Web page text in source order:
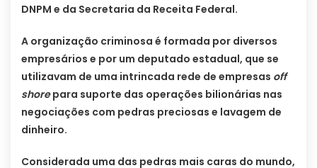
DNPM e da Secretaria da Receita Federal.
A organização criminosa é formada por diversos
empresários e por um deputado estadual, que se
utilizavam de uma intrincada rede de empresas off
shorepara suporte das operações bilionárias nas
negociações com pedras preciosas e lavagem de
dinheiro.
Considerada uma das pedras mais caras do mundo,